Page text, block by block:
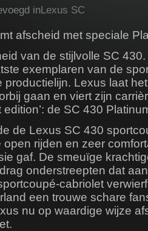
inLexus SC
afscheid met speciale
van de stijlvolle SC
exemplaren van de
productielijn. Lexus laat
gaan en viert zijn
de SC 430
de Lexus SC 430
open rijden en zeer
gaf. De smeuïge
onderstreepten dat
cabriolet
een trouwe schare
nu op waardige wijze